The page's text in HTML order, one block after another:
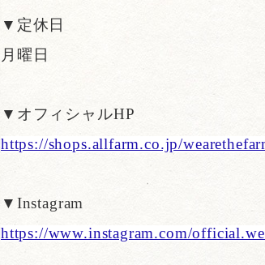
▼定休日
月曜日
▼オフィシャルHP
https://shops.allfarm.co.jp/
▼Instagram
https://www.instagram.com/